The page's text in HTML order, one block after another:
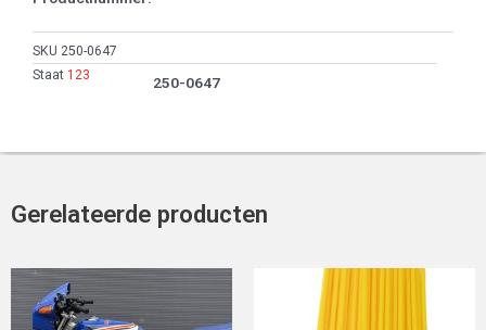
SKU 250-0647
Staat 123 250-0647
Gerelateerde producten